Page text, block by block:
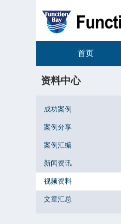
首页
资料中心
成功案例
案例分享
案例汇编
新闻资讯
视频资料
文章汇总